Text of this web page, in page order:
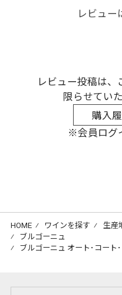
レビュー
レビュー投稿は
限らせてい
購入
※会員ログ
HOME ⁄ ワインを探す ⁄ 生産
⁄ ブルゴーニュ
⁄ ブルゴーニュ オート･コート